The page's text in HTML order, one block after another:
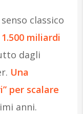
classico
miliardi
dagli
Una
per scalare
anni.